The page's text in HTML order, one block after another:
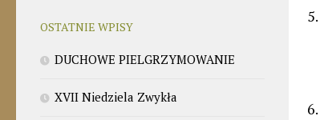
OSTATNIE WPISY
DUCHOWE PIELGRZYMOWANIE
XVII Niedziela Zwykła